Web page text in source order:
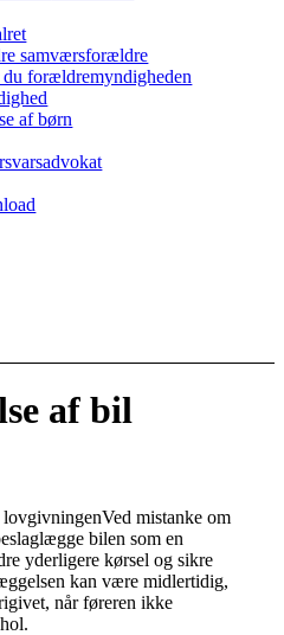
samværsforældre
du forældremyndigheden
af børn
af bil
Ved mistanke om
bilen som en
yderligere kørsel og sikre
kan være midlertidig,
når føreren ikke